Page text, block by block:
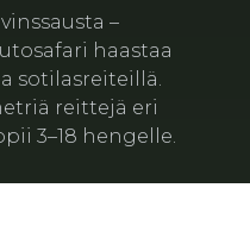
–
haastaa
sotilasreiteillä.
reittejä eri
3–18 hengelle.